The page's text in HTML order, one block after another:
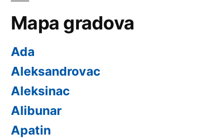
Mapa gradova
Ada
Aleksandrovac
Aleksinac
Alibunar
Apatin